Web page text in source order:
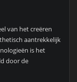
van het creëren
aantrekkelijk
is het
door de